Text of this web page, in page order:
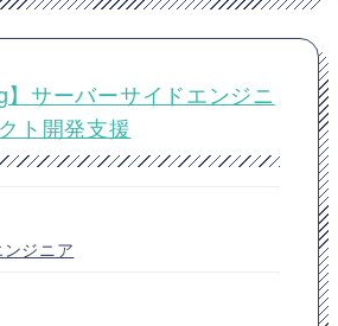
】サーバーサイドエンジニ
ト開発支援
ジニア